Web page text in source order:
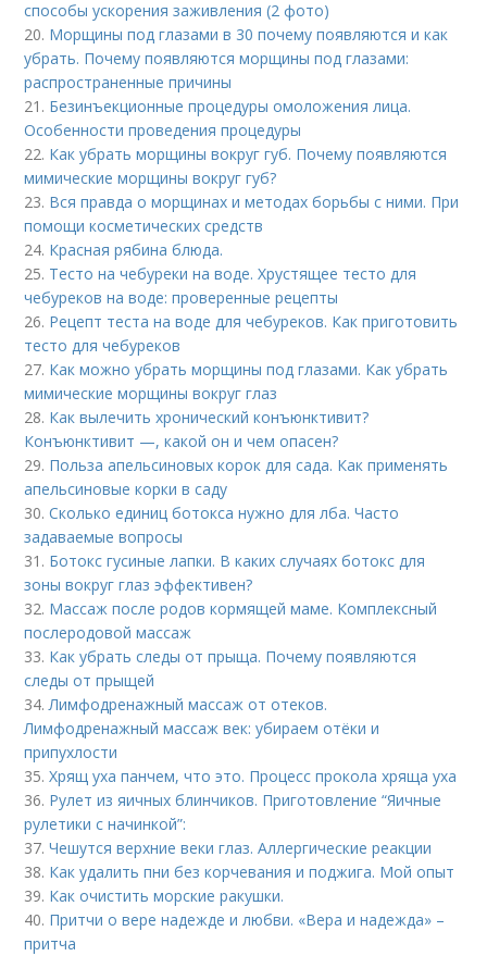
способы ускорения заживления (2 фото)
20. Морщины под глазами в 30 почему появляются и как
убрать. Почему появляются морщины под глазами:
распространенные причины
21. Безинъекционные процедуры омоложения лица.
Особенности проведения процедуры
22. Как убрать морщины вокруг губ. Почему появляются
мимические морщины вокруг губ?
23. Вся правда о морщинах и методах борьбы с ними. При
помощи косметических средств
24. Красная рябина блюда.
25. Тесто на чебуреки на воде. Хрустящее тесто для
чебуреков на воде: проверенные рецепты
26. Рецепт теста на воде для чебуреков. Как приготовить
тесто для чебуреков
27. Как можно убрать морщины под глазами. Как убрать
мимические морщины вокруг глаз
28. Как вылечить хронический конъюнктивит?
Конъюнктивит —, какой он и чем опасен?
29. Польза апельсиновых корок для сада. Как применять
апельсиновые корки в саду
30.Сколько единиц ботокса нужно для лба. Часто
задаваемые вопросы
31. Ботокс гусиные лапки. В каких случаях ботокс для
зоны вокруг глаз эффективен?
32. Массаж после родов кормящей маме. Комплексный
послеродовой массаж
33. Как убрать следы от прыща. Почему появляются
следы от прыщей
34.Лимфодренажный массаж от отеков.
Лимфодренажный массаж век: убираем отёки и
припухлости
35.Хрящ уха панчем, что это. Процесс прокола хряща уха
36. Рулет из яичных блинчиков. Приготовление “Яичные
рулетики с начинкой”:
37.Чешутся верхние веки глаз. Аллергические реакции
38. Как удалить пни без корчевания и поджига. Мой опыт
39. Как очистить морские ракушки.
40. Притчи о вере надежде и любви. «Вера и надежда» –
притча